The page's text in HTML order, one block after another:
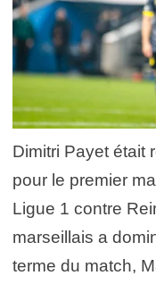
Dimitri Payet était
pour le premier
Ligue 1 contre
marseillais a
terme du match,